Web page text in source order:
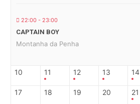
22:00 - 23:00
CAPTAIN BOY
Montanha da Penha
10 11 12 13 14
17 18 19 20 21